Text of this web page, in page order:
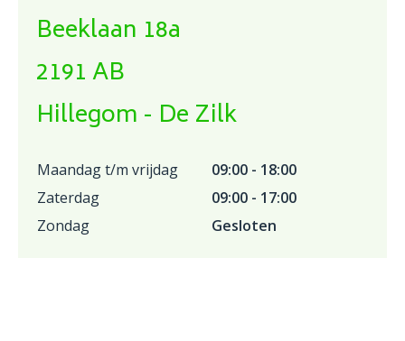
Beeklaan 18a
2191 AB
Hillegom - De Zilk
Maandag t/m vrijdag
09:00 - 18:00
Zaterdag
09:00 - 17:00
Zondag
Gesloten